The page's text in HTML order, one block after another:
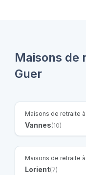
Maisons de
Guer
Maisons de retraite à
Vannes(10)
Maisons de retraite à
Lorient(7)